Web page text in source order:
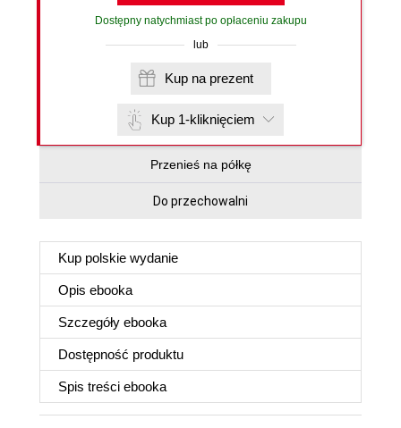
Dostępny natychmiast po opłaceniu zakupu
lub
Kup na prezent
Kup 1-kliknięciem
Przenieś na półkę
Do przechowalni
Kup polskie wydanie
Opis ebooka
Szczegóły ebooka
Dostępność produktu
Spis treści ebooka